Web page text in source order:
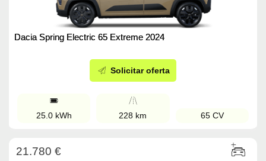
Dacia Spring Electric 65 Extreme 2024
Solicitar oferta
25.0 kWh 228 km 65 CV
21.780 €